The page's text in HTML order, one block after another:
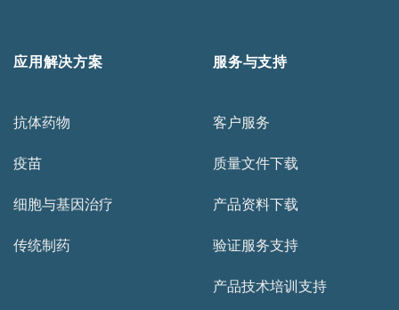
应用解决方案
抗体药物
疫苗
细胞与基因治疗
传统制药
服务与支持
客户服务
质量文件下载
产品资料下载
验证服务支持
产品技术培训支持